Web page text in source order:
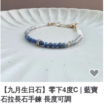
【九月生日石】零下4度C | 藍寶
石拉長石手鍊 長度可調